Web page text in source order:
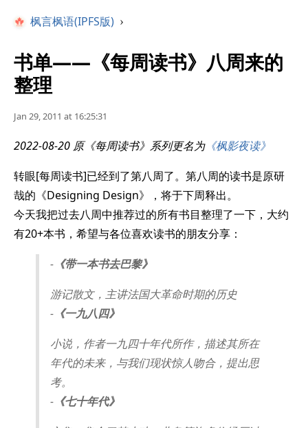
枫言枫语(IPFS版) ›
书单——《每周读书》八周来的
整理
Jan 29, 2011 at 16:25:31
2022-08-20 原《每周读书》系列更名为《枫影夜读》
转眼[每周读书]已经到了第八周了。第八周的读书是原研
哉的《Designing Design》，将于下周释出。
今天我把过去八周中推荐过的所有书目整理了一下，大约
有20+本书，希望与各位喜欢读书的朋友分享：
- 《带一本书去巴黎》
游记散文，主讲法国大革命时期的历史
- 《一九八四》
小说，作者一九四十年代所作，描述其所在
年代的未来，与我们现状惊人吻合，提出思
考。
- 《七十年代》